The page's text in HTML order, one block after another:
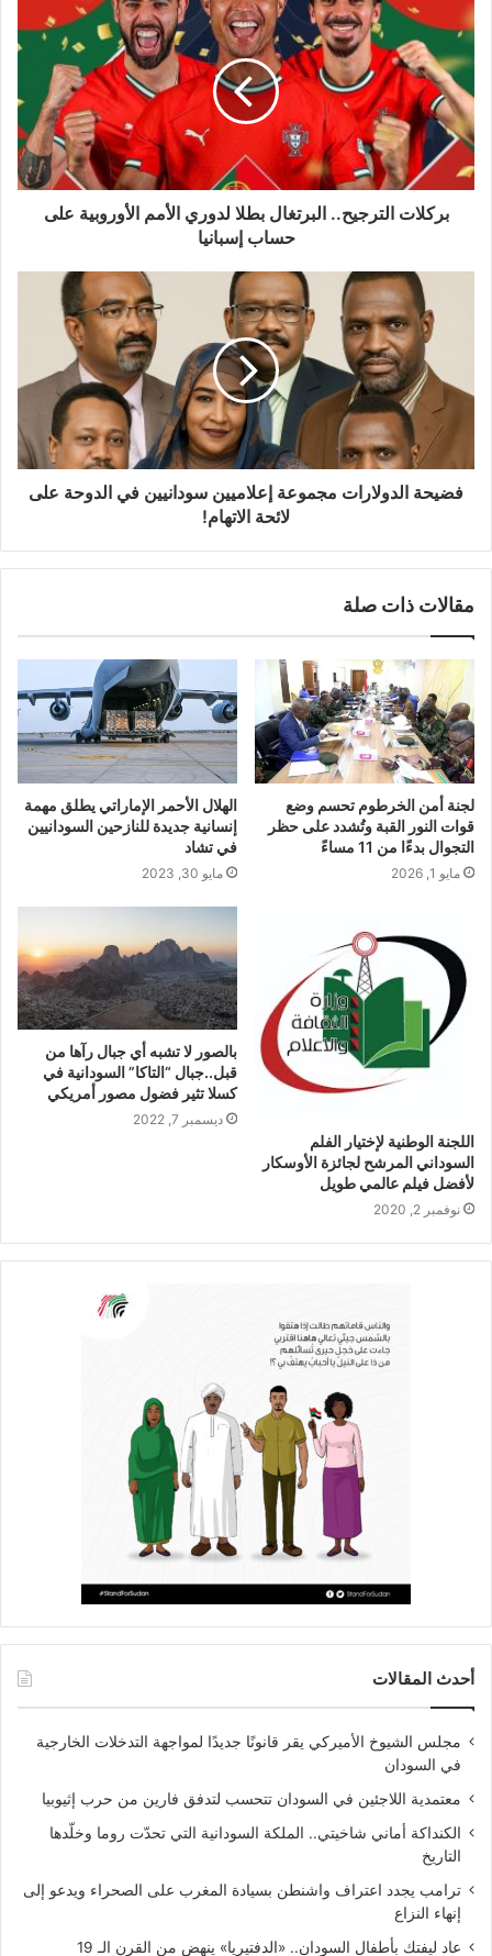
بركلات الترجيح.. البرتغال بطلا لدوري الأمم الأوروبية على
حساب إسبانيا
فضيحة الدولارات مجموعة إعلاميين سودانيين في الدوحة على
لائحة الاتهام!
مقالات ذات صلة
لجنة أمن الخرطوم تحسم وضع
قوات النور القبة وتُشدد على حظر
التجوال بدءًا من 11 مساءً
مايو 1, 2026
الهلال الأحمر الإماراتي يطلق مهمة
إنسانية جديدة للنازحين السودانيين
في تشاد
مايو 30, 2023
اللجنة الوطنية لإختيار الفلم
السوداني المرشح لجائزة الأوسكار
لأفضل فيلم عالمي طويل
نوفمبر 2, 2020
بالصور لا تشبه أي جبال رآها من
قبل..جبال “التاكا” السودانية في
كسلا تثير فضول مصور أمريكي
ديسمبر 7, 2022
أحدث المقالات
مجلس الشيوخ الأميركي يقر قانونًا جديدًا لمواجهة التدخلات الخارجية
في السودان
معتمدية اللاجئين في السودان تتحسب لتدفق فارين من حرب إثيوبيا
الكنداكة أماني شاخيتي.. الملكة السودانية التي تحدّت روما وخلّدها
التاريخ
ترامب يجدد اعتراف واشنطن بسيادة المغرب على الصحراء ويدعو إلى
إنهاء النزاع
عاد ليفتك بأطفال السودان.. «الدفتيريا» ينهض من القرن الـ 19